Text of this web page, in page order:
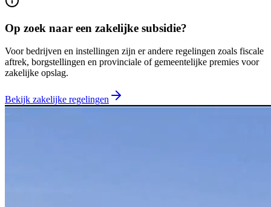
Op zoek naar een zakelijke subsidie?
Voor bedrijven en instellingen zijn er andere regelingen zoals fiscale
aftrek, borgstellingen en provinciale of gemeentelijke premies voor
zakelijke opslag.
Bekijk zakelijke regelingen